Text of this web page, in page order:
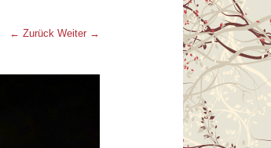
← Zurück Weiter →